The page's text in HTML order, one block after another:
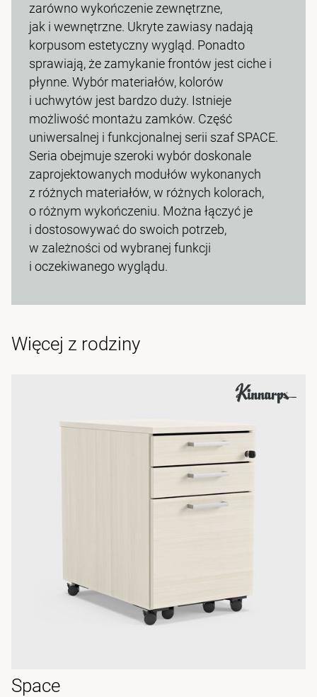
zarówno wykończenie zewnętrzne,
jak i wewnętrzne. Ukryte zawiasy nadają
korpusom estetyczny wygląd. Ponadto
sprawiają, że zamykanie frontów jest ciche i
płynne. Wybór materiałów, kolorów
i uchwytów jest bardzo duży. Istnieje
możliwość montażu zamków. Część
uniwersalnej i funkcjonalnej serii szaf SPACE.
Seria obejmuje szeroki wybór doskonale
zaprojektowanych modułów wykonanych
z różnych materiałów, w różnych kolorach,
o różnym wykończeniu. Można łączyć je
i dostosowywać do swoich potrzeb,
w zależności od wybranej funkcji
i oczekiwanego wyglądu.
Więcej z rodziny
Space